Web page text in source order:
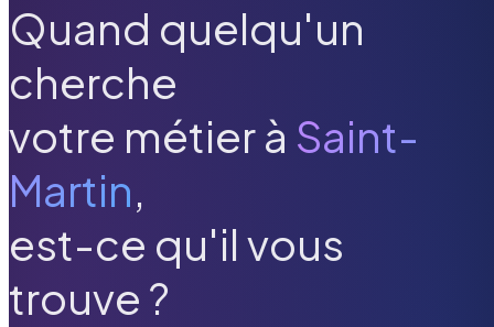
Quand quelqu'un
cherche
votre métier à Saint-
Martin,
est-ce qu'il vous
trouve ?